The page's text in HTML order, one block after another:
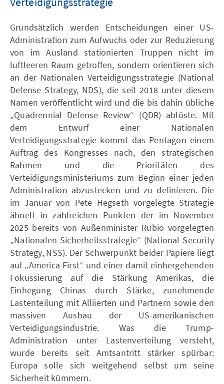
Grundsätzlich werden Entscheidungen einer US-
Administration zum Aufwuchs oder zur Reduzierung
von im Ausland stationierten Truppen nicht im
luftleeren Raum getroffen, sondern orientieren sich
an der Nationalen Verteidigungsstrategie (National
Defense Strategy, NDS), die seit 2018 unter diesem
Namen veröffentlicht wird und die bis dahin übliche
„Quadrennial Defense Review“ (QDR) ablöste. Mit
dem Entwurf einer Nationalen
Verteidigungsstrategie kommt das Pentagon einem
Auftrag des Kongresses nach, den strategischen
Rahmen und die Prioritäten des
Verteidigungsministeriums zum Beginn einer jeden
Administration abzustecken und zu definieren. Die
im Januar von Pete Hegseth vorgelegte Strategie
ähnelt in zahlreichen Punkten der im November
2025 bereits von Außenminister Rubio vorgelegten
„Nationalen Sicherheitsstrategie“ (National Security
Strategy, NSS). Der Schwerpunkt beider Papiere liegt
auf „America First“ und einer damit einhergehenden
Fokussierung auf die Stärkung Amerikas, die
Einhegung Chinas durch Stärke, zunehmende
Lastenteilung mit Alliierten und Partnern sowie den
massiven Ausbau der US-amerikanischen
Verteidigungsindustrie. Was die Trump-
Administration unter Lastenverteilung versteht,
wurde bereits seit Amtsantritt stärker spürbar:
Europa solle sich weitgehend selbst um seine
Sicherheit kümmern.